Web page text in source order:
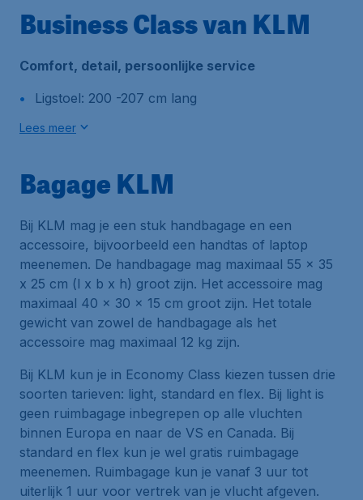
Business Class van KLM
Comfort, detail, persoonlijke service
Ligstoel: 200 -207 cm lang
Lees meer
Bagage KLM
Bij KLM mag je een stuk handbagage en een
accessoire, bijvoorbeeld een handtas of laptop
meenemen. De handbagage mag maximaal 55 x 35
x 25 cm (l x b x h) groot zijn. Het accessoire mag
maximaal 40 x 30 x 15 cm groot zijn. Het totale
gewicht van zowel de handbagage als het
accessoire mag maximaal 12 kg zijn.
Bij KLM kun je in Economy Class kiezen tussen drie
soorten tarieven: light, standard en flex. Bij light is
geen ruimbagage inbegrepen op alle vluchten
binnen Europa en naar de VS en Canada. Bij
standard en flex kun je wel gratis ruimbagage
meenemen. Ruimbagage kun je vanaf 3 uur tot
uiterlijk 1 uur voor vertrek van je vlucht afgeven.